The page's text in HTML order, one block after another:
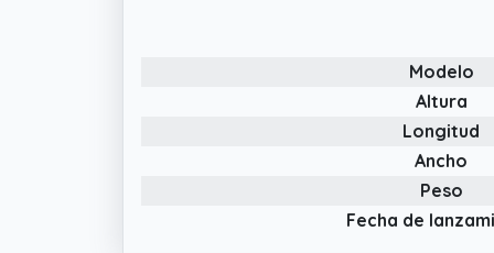
Modelo
Altura
Longitud
Ancho
Peso
Fecha de